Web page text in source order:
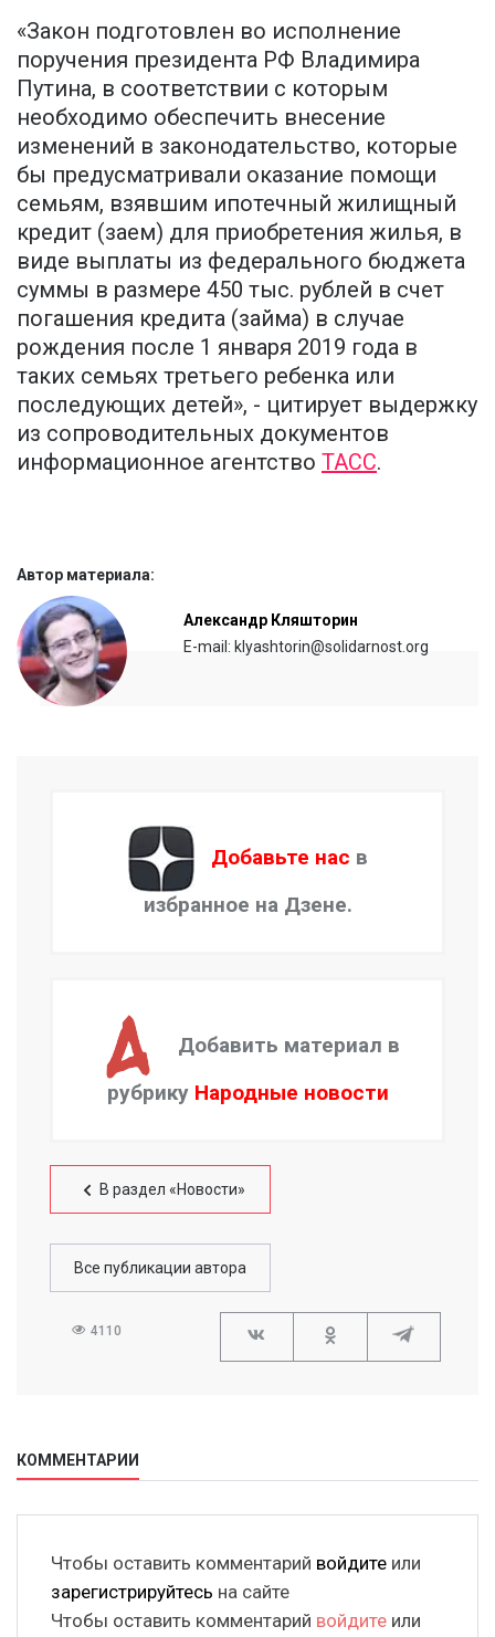
«Закон подготовлен во исполнение
поручения президента РФ Владимира
Путина, в соответствии с которым
необходимо обеспечить внесение
изменений в законодательство, которые
бы предусматривали оказание помощи
семьям, взявшим ипотечный жилищный
кредит (заем) для приобретения жилья, в
виде выплаты из федерального бюджета
суммы в размере 450 тыс. рублей в счет
погашения кредита (займа) в случае
рождения после 1 января 2019 года в
таких семьях третьего ребенка или
последующих детей», - цитирует выдержку
из сопроводительных документов
информационное агентство ТАСС.
Автор материала:
Александр Кляшторин
E-mail: klyashtorin@solidarnost.org
Добавьте нас в
избранное на Дзене.
Добавить материал в
рубрику Народные новости
В раздел «Новости»
Все публикации автора
4110
КОММЕНТАРИИ
Чтобы оставить комментарий войдите или
зарегистрируйтесь на сайте
Чтобы оставить комментарий войдите или